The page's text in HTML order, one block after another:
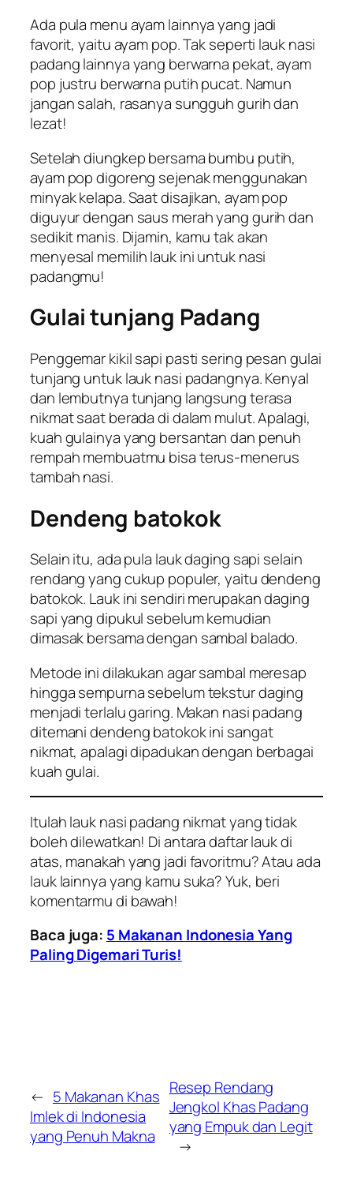
Ada pula menu ayam lainnya yang jadi
favorit, yaitu ayam pop. Tak seperti lauk nasi
padang lainnya yang berwarna pekat, ayam
pop justru berwarna putih pucat. Namun
jangan salah, rasanya sungguh gurih dan
lezat!
Setelah diungkep bersama bumbu putih,
ayam pop digoreng sejenak menggunakan
minyak kelapa. Saat disajikan, ayam pop
diguyur dengan saus merah yang gurih dan
sedikit manis. Dijamin, kamu tak akan
menyesal memilih lauk ini untuk nasi
padangmu!
Gulai tunjang Padang
Penggemar kikil sapi pasti sering pesan gulai
tunjang untuk lauk nasi padangnya. Kenyal
dan lembutnya tunjang langsung terasa
nikmat saat berada di dalam mulut. Apalagi,
kuah gulainya yang bersantan dan penuh
rempah membuatmu bisa terus-menerus
tambah nasi.
Dendeng batokok
Selain itu, ada pula lauk daging sapi selain
rendang yang cukup populer, yaitu dendeng
batokok. Lauk ini sendiri merupakan daging
sapi yang dipukul sebelum kemudian
dimasak bersama dengan sambal balado.
Metode ini dilakukan agar sambal meresap
hingga sempurna sebelum tekstur daging
menjadi terlalu garing. Makan nasi padang
ditemani dendeng batokok ini sangat
nikmat, apalagi dipadukan dengan berbagai
kuah gulai.
Itulah lauk nasi padang nikmat yang tidak
boleh dilewatkan! Di antara daftar lauk di
atas, manakah yang jadi favoritmu? Atau ada
lauk lainnya yang kamu suka? Yuk, beri
komentarmu di bawah!
Baca juga: 5 Makanan Indonesia Yang
Paling Digemari Turis!
← 5 Makanan Khas
Imlek di Indonesia
yang Penuh Makna
Resep Rendang
Jengkol Khas Padang
yang Empuk dan Legit
→